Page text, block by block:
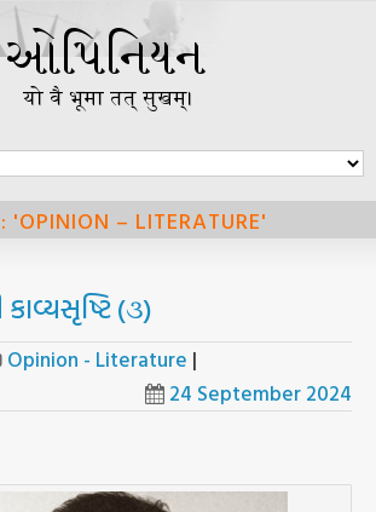
'OPINION – LITERATURE'
કાવ્યસૃષ્ટિ (૩)
Opinion - Literature |
24 September 2024